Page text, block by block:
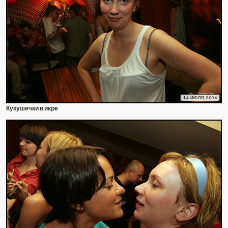
14 ИЮЛЯ 2006
Кукушечки в икре